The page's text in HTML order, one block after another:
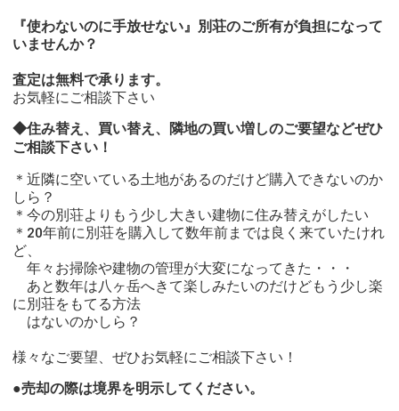
特設サイト
閉じる
『使わないのに手放せない』別荘のご所有が負担になって
いませんか？
査定は無料で承ります。
お気軽にご相談下さい
◆住み替え、買い替え、隣地の買い増しのご要望などぜひ
ご相談下さい！
＊近隣に空いている土地があるのだけど購入できないのか
しら？
＊今の別荘よりもう少し大きい建物に住み替えがしたい
＊20年前に別荘を購入して数年前までは良く来ていたけれ
ど、
年々お掃除や建物の管理が大変になってきた・・・
あと数年は八ヶ岳へきて楽しみたいのだけどもう少し楽
に別荘をもてる方法
はないのかしら？
様々なご要望、ぜひお気軽にご相談下さい！
●売却の際は境界を明示してください。